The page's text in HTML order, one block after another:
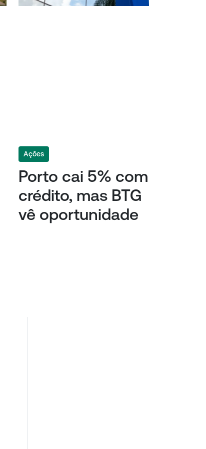
Ações
Porto cai 5% com
crédito, mas BTG
vê oportunidade